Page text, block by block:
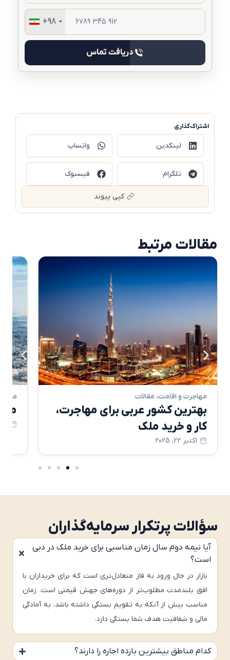
اشتراک‌گذاری
لینکدین واتساپ
تلگرام فیسبوک
کپی پیوند
+98
دریافت تماس
مقالات مرتبط
مهاجرت و اقامت،مقالات
بهترین کشور عربی برای مهاجرت،
کار و خرید ملک
اکتبر 22, 2025
سپتامبر
سؤالات پرتکرار سرمایه‌گذاران
آیا نیمه دوم سال زمان مناسبی برای خرید ملک در دبی
است؟
بازار در حال ورود به فاز متعادل‌تری است که برای خریداران با
افق بلندمدت مطلوب‌تر از دوره‌های جهش قیمتی است. زمان
مناسب بیش از آنکه به تقویم بستگی داشته باشد، به آمادگی
مالی و شفافیت هدف شما بستگی دارد.
کدام مناطق بیشترین بازده اجاره را دارند؟